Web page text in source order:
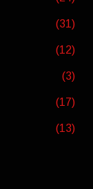
(31)
(12)
(3)
(17)
(13)